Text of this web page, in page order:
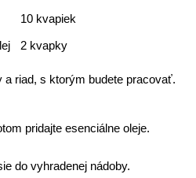
10 kvapiek
2 kvapky
a riad, s ktorým budete pracovať.
pridajte esenciálne oleje.
do vyhradenej nádoby.